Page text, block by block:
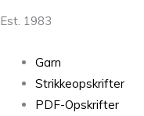
Est. 1983
Garn
Strikkeopskrifter
PDF-Opskrifter